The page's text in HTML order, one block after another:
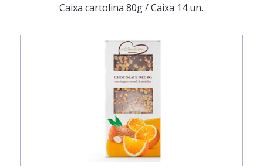
Caixa cartolina 80g / Caixa 14 un.